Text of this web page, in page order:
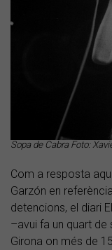
Sopa de Cabra Foto:
Com a resposta
Garzón en
detencions, el diari
–avui fa un quart
Girona on més de